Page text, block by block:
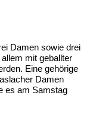
Damen sowie drei
mit geballter
Eine gehörige
Damen
es am Samstag